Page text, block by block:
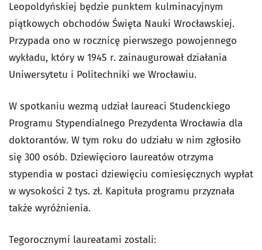
Leopoldyńskiej będzie punktem kulminacyjnym
piątkowych obchodów Święta Nauki Wrocławskiej.
Przypada ono w rocznicę pierwszego powojennego
wykładu, który w 1945 r. zainaugurował działania
Uniwersytetu i Politechniki we Wrocławiu.
W spotkaniu wezmą udział laureaci Studenckiego
Programu Stypendialnego Prezydenta Wrocławia dla
doktorantów. W tym roku do udziału w nim zgłosiło
się 300 osób. Dziewięcioro laureatów otrzyma
stypendia w postaci dziewięciu comiesięcznych wypłat
w wysokości 2 tys. zł. Kapituła programu przyznała
także wyróżnienia.
Tegorocznymi laureatami zostali: